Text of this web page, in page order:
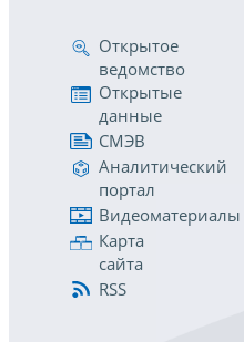
Открытое
ведомство
Открытые
данные
СМЭВ
Аналитический
портал
Видеоматериалы
Карта
сайта
RSS